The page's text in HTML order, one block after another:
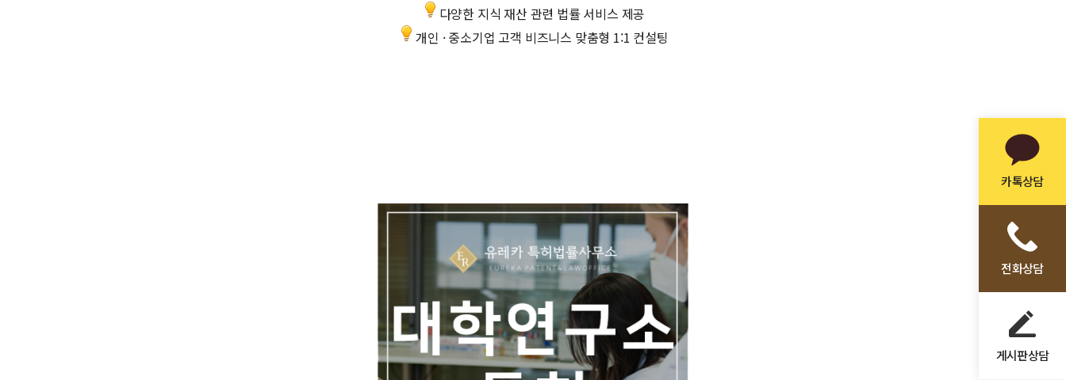
카톡상담
전화상담
게시판상담
다양한 지식 재산 관련 법률 서비스 제공
개인 · 중소기업 고객 비즈니스 맞춤형 1:1 컨설팅